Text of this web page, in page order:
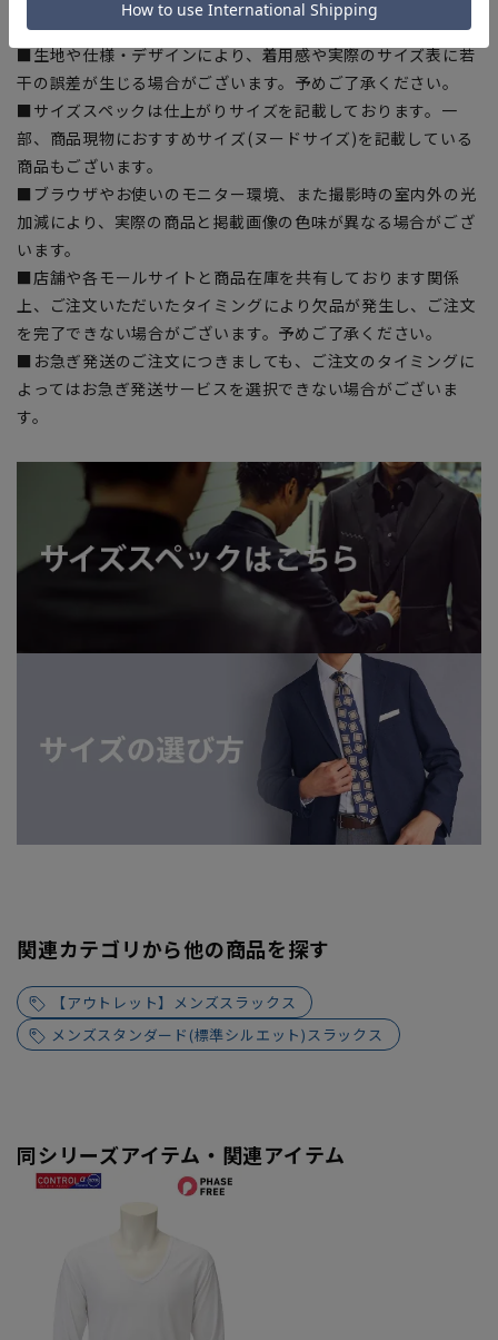
入の目安としてご利用ください。
■生地や仕様・デザインにより、着用感や実際のサイズ表に若
干の誤差が生じる場合がございます。予めご了承ください。
■サイズスペックは仕上がりサイズを記載しております。一
部、商品現物におすすめサイズ(ヌードサイズ)を記載している
商品もございます。
■ブラウザやお使いのモニター環境、また撮影時の室内外の光
加減により、実際の商品と掲載画像の色味が異なる場合がござ
います。
■店舗や各モールサイトと商品在庫を共有しております関係
上、ご注文いただいたタイミングにより欠品が発生し、ご注文
を完了できない場合がございます。予めご了承ください。
■お急ぎ発送のご注文につきましても、ご注文のタイミングに
よってはお急ぎ発送サービスを選択できない場合がございま
す。
関連カテゴリから他の商品を探す
【アウトレット】メンズスラックス
メンズスタンダード(標準シルエット)スラックス
同シリーズアイテム・関連アイテム